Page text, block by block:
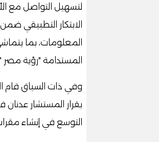
لتسهيل التواصل مع
الابتكار التطبيقي
المعلومات، بما
المستدامة "رؤية مصر
وفي ذات السياق قام
التوسع في إنشاء